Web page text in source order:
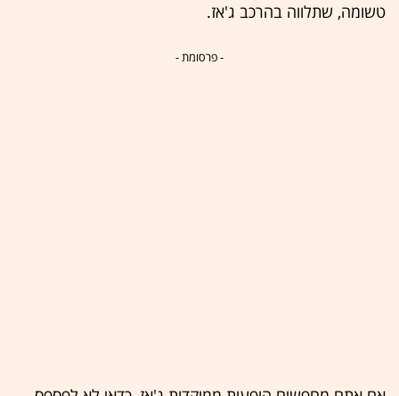
טשומה, שתלווה בהרכב ג'אז.
- פרסומת -